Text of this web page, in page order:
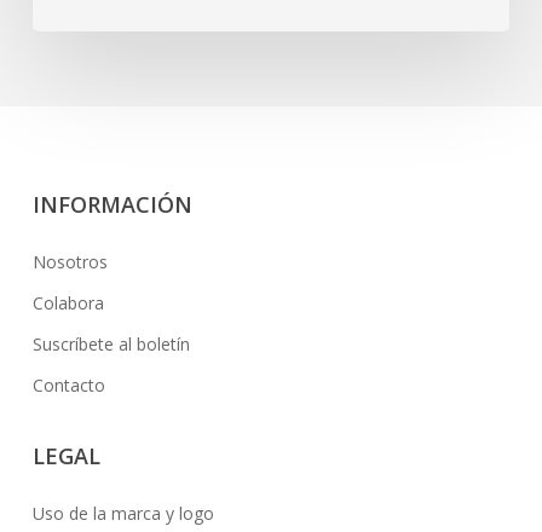
INFORMACIÓN
Nosotros
Colabora
Suscríbete al boletín
Contacto
LEGAL
Uso de la marca y logo